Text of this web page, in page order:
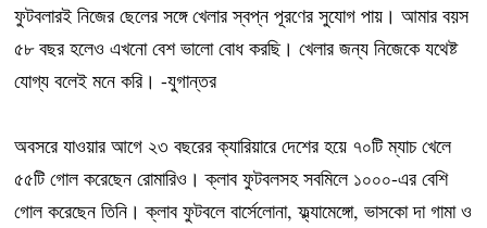
ফুটবলারই নিজের ছেলের সঙ্গে খেলার স্বপ্ন পূরণের সুযোগ পায়। আমার বয়স
৫৮ বছর হলেও এখনো বেশ ভালো বোধ করছি। খেলার জন্য নিজেকে যথেষ্ট
যোগ্য বলেই মনে করি। -যুগান্তর
অবসরে যাওয়ার আগে ২৩ বছরের ক্যারিয়ারে দেশের হয়ে ৭০টি ম্যাচ খেলে
৫৫টি গোল করেছেন রোমারিও। ক্লাব ফুটবলসহ সবমিলে ১০০০-এর বেশি
গোল করেছেন তিনি। ক্লাব ফুটবলে বার্সেলোনা, ফ্ল্যামেঙ্গো, ভাসকো দা গামা ও